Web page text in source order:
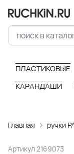
ПЛАСТИКОВЫЕ
КАРАНДАШИ
Главная ручки
Артикул 2169073